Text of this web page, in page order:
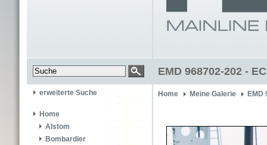
EMD 968702-202 -
erweiterte Suche
Home
Alstom
Bombardier
Home Meine Galerie EMD